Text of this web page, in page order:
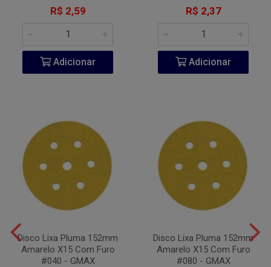
R$ 2,59
Adicionar
R$ 2,37
Adicionar
Disco Lixa Pluma 152mm
Amarelo X15 Com Furo
#040 - GMAX
Disco Lixa Pluma 152mm
Amarelo X15 Com Furo
#080 - GMAX